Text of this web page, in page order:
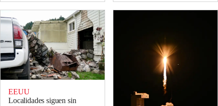
EEUU
Localidades siguen sin